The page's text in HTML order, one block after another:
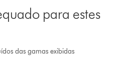
para estes
das gamas exibidas